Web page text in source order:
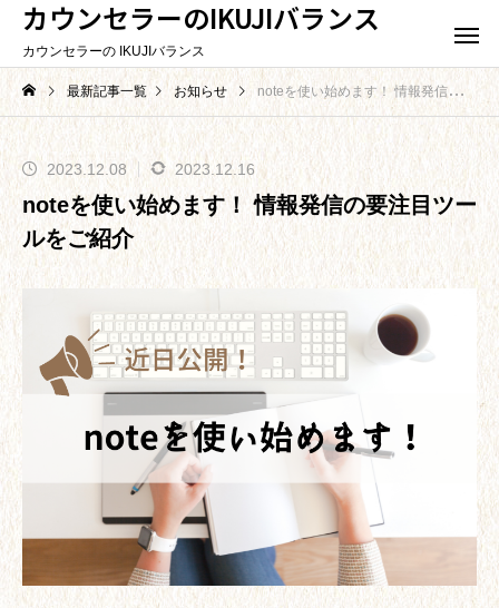
カウンセラーのIKUJIバランス
カウンセラーの IKUJIバランス
最新記事一覧 お知らせ noteを使い始めます！ 情報発信の要注目ツールをご紹介
2023.12.08 2023.12.16
noteを使い始めます！ 情報発信の要注目ツー
ルをご紹介